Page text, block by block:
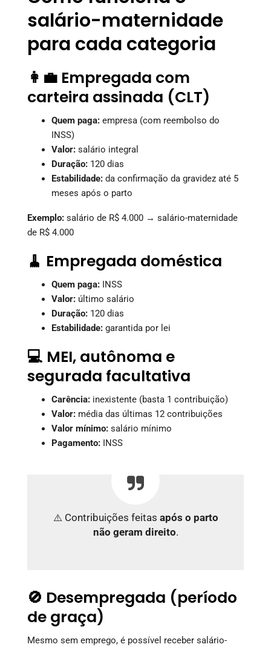
salário-maternidade
para cada categoria
👩‍💼 Empregada com
carteira assinada (CLT)
Quem paga: empresa (com reembolso do
INSS)
Valor: salário integral
Duração: 120 dias
Estabilidade: da confirmação da gravidez até 5
meses após o parto
Exemplo: salário de R$ 4.000 → salário-maternidade
de R$ 4.000
🧹 Empregada doméstica
Quem paga: INSS
Valor: último salário
Duração: 120 dias
Estabilidade: garantida por lei
💻 MEI, autônoma e
segurada facultativa
Carência: inexistente (basta 1 contribuição)
Valor: média das últimas 12 contribuições
Valor mínimo: salário mínimo
Pagamento: INSS
⚠️ Contribuições feitas após o parto
não geram direito.
🚫 Desempregada (período
de graça)
Mesmo sem emprego, é possível receber salário-